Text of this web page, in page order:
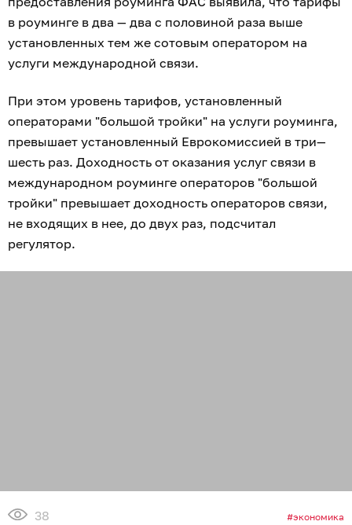
в роуминге в два — два с половиной раза выше
установленных тем же сотовым оператором на
услуги международной связи.
При этом уровень тарифов, установленный
операторами "большой тройки" на услуги роуминга,
превышает установленный Еврокомиссией в три—
шесть раз. Доходность от оказания услуг связи в
международном роуминге операторов "большой
тройки" превышает доходность операторов связи,
не входящих в нее, до двух раз, подсчитал
регулятор.
38 экономика